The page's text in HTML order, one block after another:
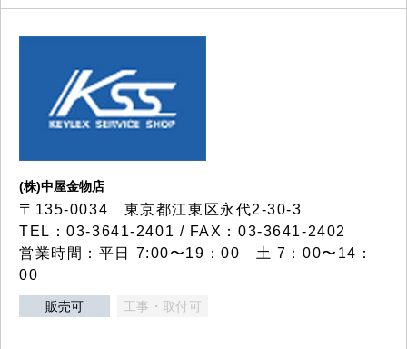
(株)中屋金物店
〒135-0034 東京都江東区永代2-30-3
TEL：03-3641-2401 / FAX：03-3641-2402
営業時間：平日 7:00〜19：00 土 7：00〜14：
00
販売可 工事・取付可